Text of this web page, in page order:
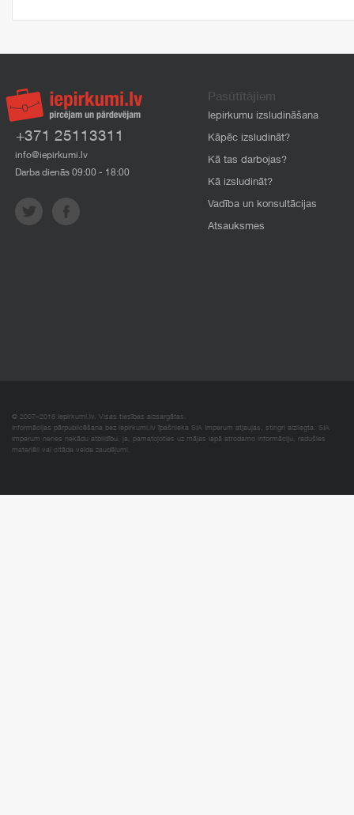
+371 25113311
info@iepirkumi.lv
Darba dienās 09:00 - 18:00
Pasūtītājiem
Iepirkumu izsludināšana
Kāpēc izsludināt?
Kā tas darbojas?
Kā izsludināt?
Vadība un konsultācijas
Atsauksmes
© 2007–2018 Iepirkumi.lv. Visas tiesības aizsargātas.
Informācijas pārpublicēšana bez iepirkumi.lv īpašnieka SIA Imperum atļaujas, stingri aizliegta. SIA
Imperum nenes nekādu atbildību, ja, pamatojoties uz mājas lapā atrodamo informāciju, radušies
materiāli vai citāda veida zaudējumi.